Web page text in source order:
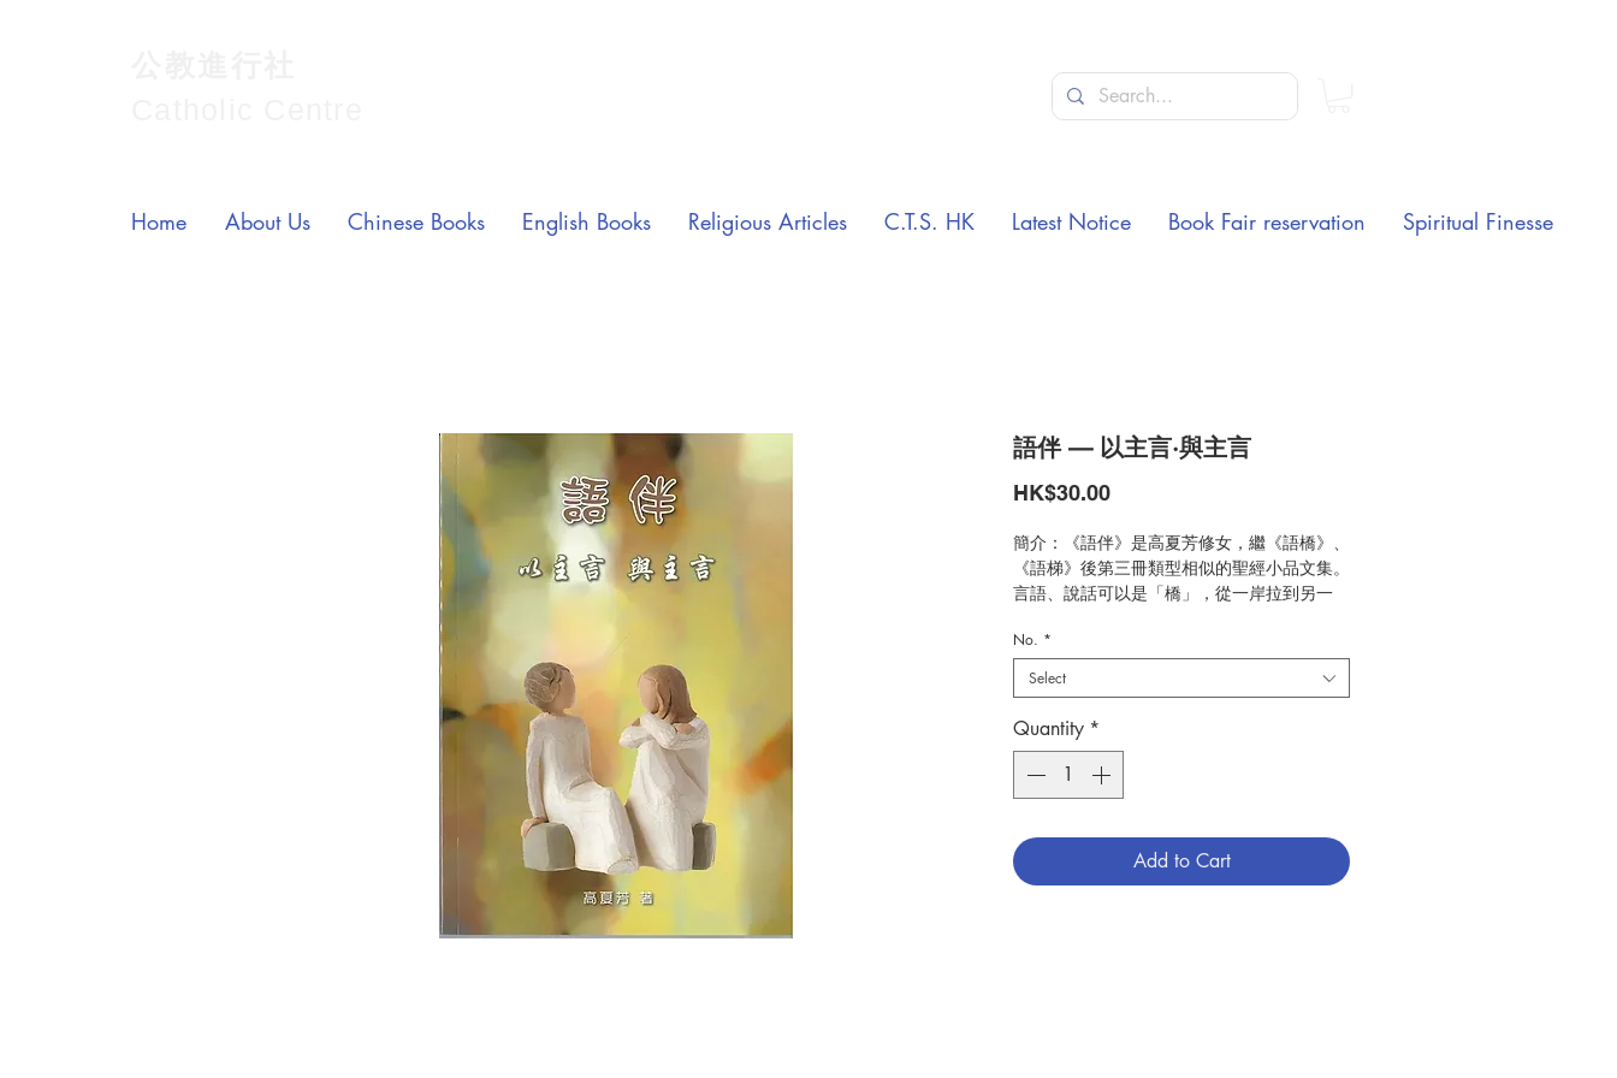
語伴 — 以主言·與主言
HK$30.00Price
簡介：《語伴》是高夏芳修女，繼《語橋》、
《語梯》後第三冊類型相似的聖經小品文集。
言語、說話可以是「橋」，從一岸拉到另一
「梯」，從一層帶到另一層，連接高低上下，
縮短距離，締造溝通互動；更可以是「伴」，
常在身旁，同步同行同進退，相伴者互吐心
聲，互相聆聽，臻至互通共融，契情會意的妙
境。 高夏芳修女2017年作品
作者：高夏芳
分類：聖經
頁數：91
No. *
Select
Quantity *
Add to Cart
Home About Us Chinese Books English Books Religious Articles C.T.S. HK Latest Notice Book Fair reservation Spiritual Finesse